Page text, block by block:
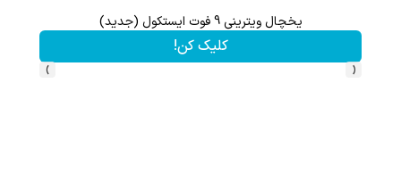
یخچال ویترینی 9 فوت ایستکول (جدید)
کلیک کن!
‹
›